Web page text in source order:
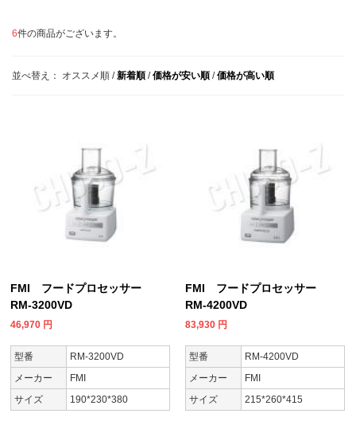
6件の商品がございます。
並べ替え： オススメ順 /新着順 /価格が安い順 /価格が高い順
FMI フードプロセッサー
RM-3200VD
46,970 円
型番
RM-3200VD
メーカー
FMI
サイズ
190*230*380
FMI フードプロセッサー
RM-4200VD
83,930 円
型番
RM-4200VD
メーカー
FMI
サイズ
215*260*415